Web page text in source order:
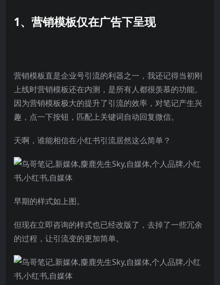
1、 营销模板仅在广告下呈现
营销模板直是企业号引流的利器之一，我还记得当初刚
上线时营销模板还在内测，是所有人都很羡慕的功能。
因为营销模板极大的提升了引流的效率，对笔记产生兴
趣，点一下按钮，匹配上关键词自动回复微信。
天啊，谁能相信在小红书引流居然这么简单？
早期的样式如上图。
但现在立即咨询的样式也已经改版了，去掉了一些冗余
的过程，让引流变的更加简单。